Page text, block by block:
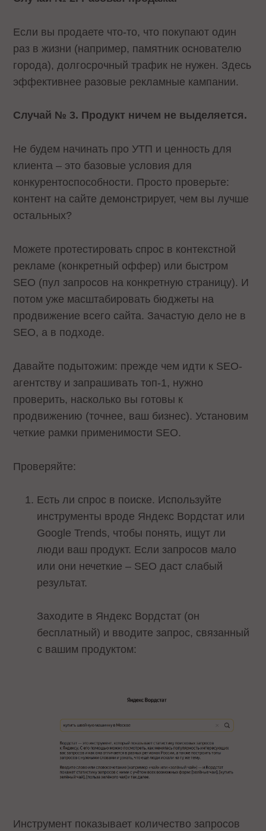
Если вы продаете что‑то, что покупают один
раз в жизни (например, памятник основателю
города), долгосрочный трафик не нужен. Здесь
эффективнее разовые рекламные кампании.
Случай № 3. Продукт ничем не выделяется.
Не будем начинать про УТП и ценность для
клиента – это базовые условия для
конкурентоспособности. Просто проверьте:
контент на сайте демонстрирует, чем вы лучше
остальных?
Можете протестировать спрос в контекстной
рекламе (конкретный оффер) или быстром
SEO (пул запросов на конкретную страницу). И
потом уже масштабировать бюджеты на
продвижение всего сайта. Зачастую дело не в
SEO, а в подходе.
Давайте подытожим: прежде чем идти к SEO-
агентству и запрашивать топ-1, нужно
проверить, насколько вы готовы к
продвижению (точнее, ваш бизнес). Установим
четкие рамки применимости SEO.
Проверяйте:
Есть ли спрос в поиске. Используйте
инструменты вроде Яндекс Вордстат или
Google Trends, чтобы понять, ищут ли
люди ваш продукт. Если запросов мало
или они нечеткие – SEO даст слабый
результат.
Заходите в Яндекс Вордстат (он
бесплатный) и вводите запрос, связанный
с вашим продуктом:
Инструмент показывает количество запросов